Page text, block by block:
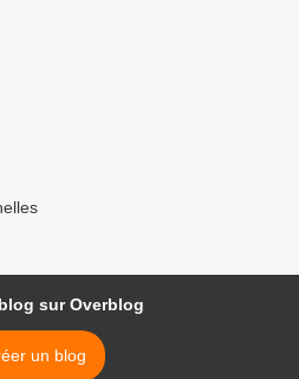
sur Overblog
un blog